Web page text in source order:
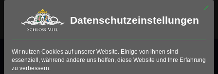
Mit
Datenschutzeinstellungen
Wir nutzen Cookies auf unserer Website. Einige von ihnen sind
essenziell, während andere uns helfen, diese Website und Ihre Erfahrung
zu verbessern.